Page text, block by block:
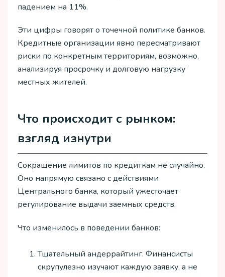
падением на 11%.
Эти цифры говорят о точечной политике банков.
Кредитные организации явно пересматривают
риски по конкретным территориям, возможно,
анализируя просрочку и долговую нагрузку
местных жителей.
Что происходит с рынком:
взгляд изнутри
Сокращение лимитов по кредиткам не случайно.
Оно напрямую связано с действиями
Центрального банка, который ужесточает
регулирование выдачи заемных средств.
Что изменилось в поведении банков:
Тщательный андеррайтинг. Финансисты
скрупулезно изучают каждую заявку, а не